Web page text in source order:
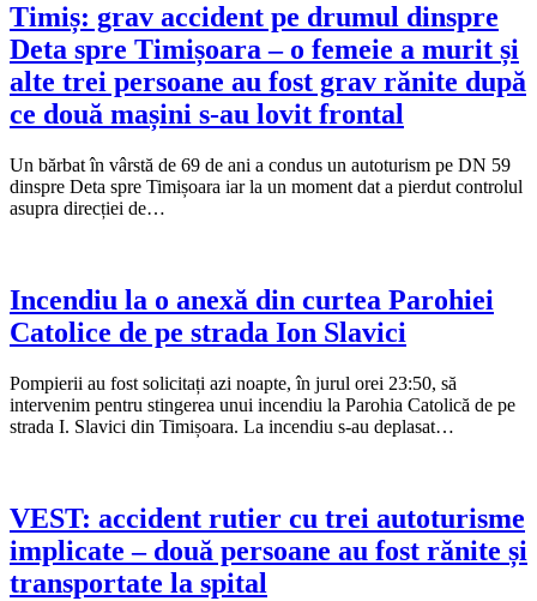
Timiș: grav accident pe drumul dinspre
Deta spre Timișoara – o femeie a murit și
alte trei persoane au fost grav rănite după
ce două mașini s-au lovit frontal
Un bărbat în vârstă de 69 de ani a condus un autoturism pe DN 59
dinspre Deta spre Timișoara iar la un moment dat a pierdut controlul
asupra direcției de…
Incendiu la o anexă din curtea Parohiei
Catolice de pe strada Ion Slavici
Pompierii au fost solicitați azi noapte, în jurul orei 23:50, să
intervenim pentru stingerea unui incendiu la Parohia Catolică de pe
strada I. Slavici din Timișoara. La incendiu s-au deplasat…
VEST: accident rutier cu trei autoturisme
implicate – două persoane au fost rănite și
transportate la spital